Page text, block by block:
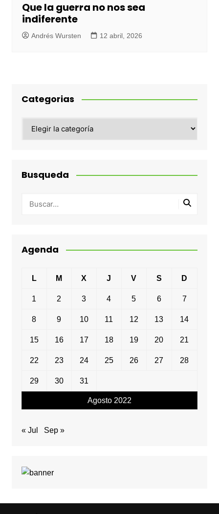
Que la guerra no nos sea
indiferente
Andrés Wursten 12 abril, 2026
Categorias
Busqueda
Agenda
Agosto 2022
L M X J V S D
1 2 3 4 5 6 7
8 9 10 11 12 13 14
15 16 17 18 19 20 21
22 23 24 25 26 27 28
29 30 31
« Jul Sep »